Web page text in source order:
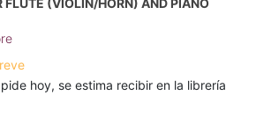
hoy, se estima recibir en la librería